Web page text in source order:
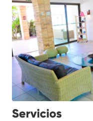
Servicios